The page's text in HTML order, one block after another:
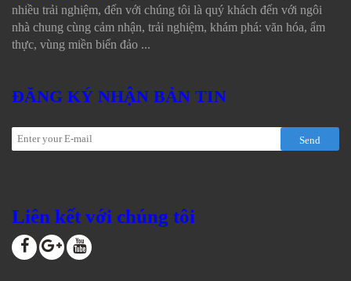
nhiều trải nghiệm, đến với chúng tôi là quý khách đến với ngôi
nhà chung cùng cảm nhận, trải nghiệm, khám phá: văn hóa, ẩm
thực, vùng miền biển đảo ...
ĐĂNG KÝ NHẬN BẢN TIN
Send
Liên kết với chúng tôi